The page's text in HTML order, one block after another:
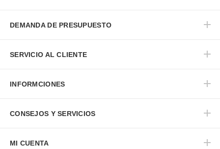
DEMANDA DE PRESUPUESTO
SERVICIO AL CLIENTE
INFORMCIONES
CONSEJOS Y SERVICIOS
MI CUENTA